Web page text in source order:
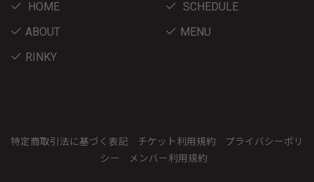
HOME
SCHEDULE
ABOUT
MENU
RINKY
特定商取引法に基づく表記 チケット利用規約
プライバシーポリ
シー
メンバー利用規約